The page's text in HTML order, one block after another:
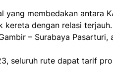
yang membedakan antara
kereta dengan relasi
– Surabaya Pasarturi,
seluruh rute dapat tarif